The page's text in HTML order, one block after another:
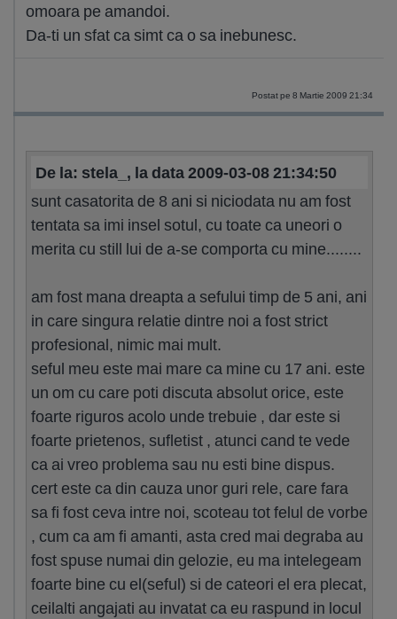
omoara pe amandoi.
Da-ti un sfat ca simt ca o sa inebunesc.
Postat pe 8 Martie 2009 21:34
De la: stela_, la data 2009-03-08 21:34:50
sunt casatorita de 8 ani si niciodata nu am fost
tentata sa imi insel sotul, cu toate ca uneori o
merita cu still lui de a-se comporta cu mine........
am fost mana dreapta a sefului timp de 5 ani, ani
in care singura relatie dintre noi a fost strict
profesional, nimic mai mult.
seful meu este mai mare ca mine cu 17 ani. este
un om cu care poti discuta absolut orice, este
foarte riguros acolo unde trebuie , dar este si
foarte prietenos, sufletist , atunci cand te vede
ca ai vreo problema sau nu esti bine dispus.
cert este ca din cauza unor guri rele, care fara
sa fi fost ceva intre noi, scoteau tot felul de vorbe
, cum ca am fi amanti, asta cred mai degraba au
fost spuse numai din gelozie, eu ma intelegeam
foarte bine cu el(seful) si de cateori el era plecat,
ceilalti angajati au invatat ca eu raspund in locul